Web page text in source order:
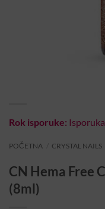
Rok isporuke:
POČETNA CRYSTAL NAILS
CN Hema Free
(8ml)